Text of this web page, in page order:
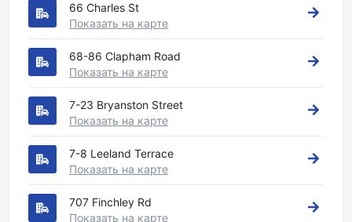
66 Charles St
Показать на карте
68-86 Clapham Road
Показать на карте
7-23 Bryanston Street
Показать на карте
7-8 Leeland Terrace
Показать на карте
707 Finchley Rd
Показать на карте